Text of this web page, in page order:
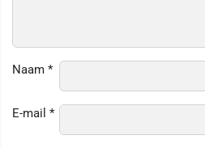
Naam *
E-mail *